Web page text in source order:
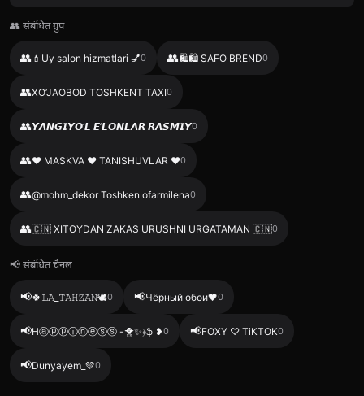
👥 संबंधित ग्रुप
👥 💄Uy salon hizmatlari 💅0 👥🛍🛍 SAFO BREND0
👥XO’JAOBOD TOSHKENT TAXI0
👥𝙔𝘼𝙉𝙂𝙄𝙔𝙊‘𝙇 𝙀’𝙇𝙊𝙉𝙇𝘼𝙍 𝙍𝘼𝙎𝙈𝙄𝙔0
👥❤️ MASKVA ❤️ TANISHUVLAR ❤️0
👥@mohm_dekor Toshken ofarmilena0
👥🇨🇳 XITOYDAN ZAKAS URUSHNI URGATAMAN 🇨🇳0
📢 संबंधित चैनल
📢🍀𝙻𝙰_𝚃𝙰𝙷𝚉𝙰𝙽🕊️0 📢Чёрный обои🖤0
📢Hⓐⓟⓟⓘⓝⓔⓢⓢ -🐥✨﴿ֆ ❥0 📢FOXY ♡ TiКТОК0
📢Dunyayem_💚0